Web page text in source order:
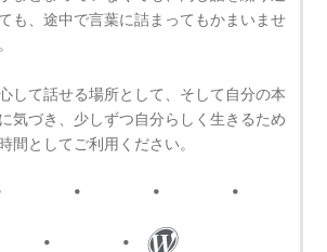
も、途中で言葉に詰まってもかまいませ
して話せる場所として、そして自分の本
気づき、少しずつ自分らしく生きるため
間としてご利用ください。